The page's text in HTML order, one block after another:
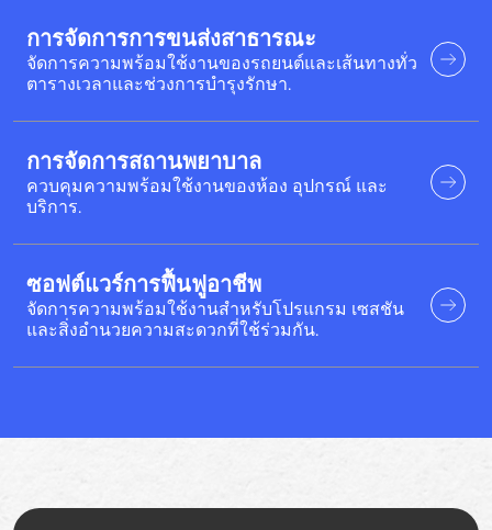
การจัดการการขนส่งสาธารณะ
จัดการความพร้อมใช้งานของรถยนต์และเส้นทางทั่ว
ตารางเวลาและช่วงการบำรุงรักษา.
การจัดการสถานพยาบาล
ควบคุมความพร้อมใช้งานของห้อง อุปกรณ์ และ
บริการ.
ซอฟต์แวร์การฟื้นฟูอาชีพ
จัดการความพร้อมใช้งานสำหรับโปรแกรม เซสชัน
และสิ่งอำนวยความสะดวกที่ใช้ร่วมกัน.